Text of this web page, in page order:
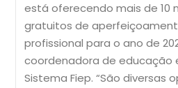
está oferecendo mais de 10
gratuitos de
profissional para o ano de
coordenadora de educação
Sistema Fiep. “São diversas